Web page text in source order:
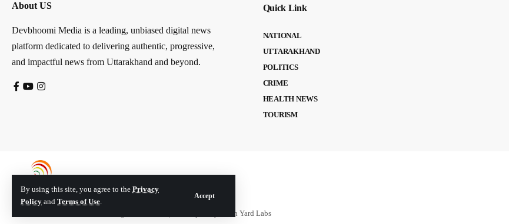
By using this site, you agree to the Privacy
Policy and Terms of Use.
Accept
About US
Devbhoomi Media is a leading, unbiased digital news
platform dedicated to delivering authentic, progressive,
and impactful news from Uttarakhand and beyond.
Quick Link
NATIONAL
UTTARAKHAND
POLITICS
CRIME
HEALTH NEWS
TOURISM
Tech Yard Labs